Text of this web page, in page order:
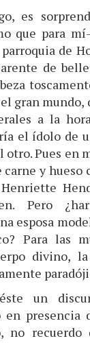
es
que para
de
de
gran mundo,
a la
el ídolo de
otro. Pues en
carne y hueso
Pero
esposa
Para las
divino,
un
en presencia
no recuerdo